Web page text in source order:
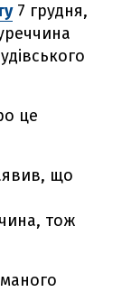
7 грудня,
це
що
тож